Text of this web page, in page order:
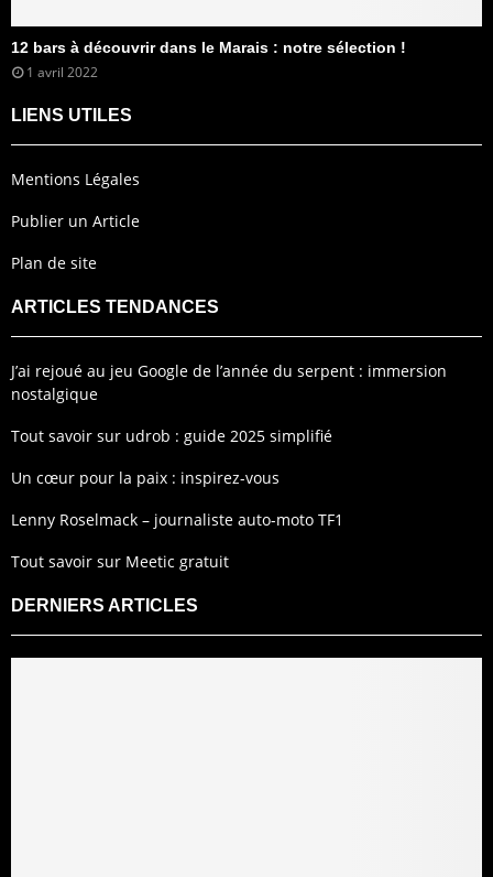
12 bars à découvrir dans le Marais : notre sélection !
1 avril 2022
LIENS UTILES
Mentions Légales
Publier un Article
Plan de site
ARTICLES TENDANCES
J’ai rejoué au jeu Google de l’année du serpent : immersion
nostalgique
Tout savoir sur udrob : guide 2025 simplifié
Un cœur pour la paix : inspirez-vous
Lenny Roselmack – journaliste auto-moto TF1
Tout savoir sur Meetic gratuit
DERNIERS ARTICLES